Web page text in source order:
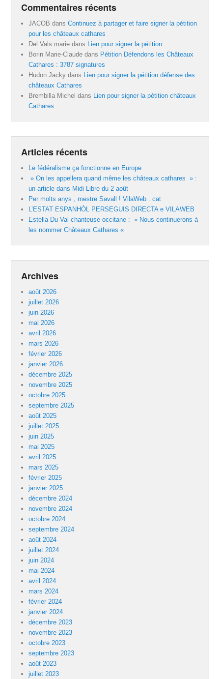
Commentaires récents
JACOB dansContinuez à partager et faire signer la pétition
pour les châteaux cathares
Del Vals marie dans Lien pour signer la pétition
Borin Marie-Claude dans Pétition Défendons les Châteaux
Cathares : 3787 signatures
Hudon Jacky dans Lien pour signer la pétition défense des
châteaux Cathares
Brembilla Michel dans Lien pour signer la pétition châteaux
Cathares
Articles récents
Le fédéralisme ça fonctionne en Europe
» On les appellera quand même les châteaux cathares » :
un article dans Midi Libre du 2 août
Per molts anys , mestre Savall ! VilaWeb . cat
L’ESTAT ESPANHÒL PERSEGUIS DIRECTA e VILAWEB
Estella Du Val chanteuse occitane : » Nous continuerons à
les nommer Châteaux Cathares «
Archives
août 2026
juillet 2026
juin 2026
mai 2026
avril 2026
mars 2026
février 2026
janvier 2026
décembre 2025
novembre 2025
octobre 2025
septembre 2025
août 2025
juillet 2025
juin 2025
mai 2025
avril 2025
mars 2025
février 2025
janvier 2025
décembre 2024
novembre 2024
octobre 2024
septembre 2024
août 2024
juillet 2024
juin 2024
mai 2024
avril 2024
mars 2024
février 2024
janvier 2024
décembre 2023
novembre 2023
octobre 2023
septembre 2023
août 2023
juillet 2023